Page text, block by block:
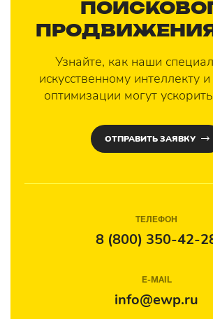
ПРОДВИЖЕНИЯ
Узнайте, как наши
искусственному интеллекту
оптимизации могут
ОТПРАВИТЬ ЗАЯВКУ
ТЕЛЕФОН
8 (800) 350-42-
E-MAIL
info@ewp.ru